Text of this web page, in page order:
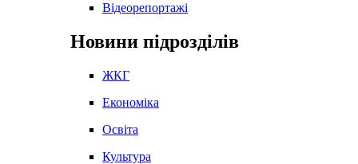
Відеорепортажі
Новини підрозділів
ЖКГ
Економіка
Освіта
Культура